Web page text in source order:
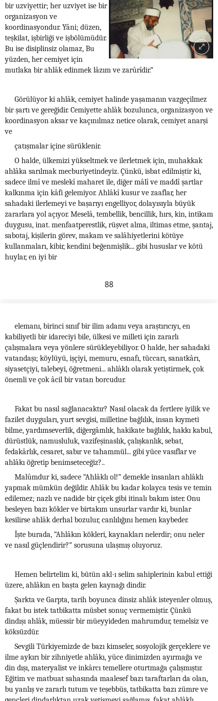
bir uzviyettir; her uzviyet ise bir
organizasyon ve
koordinasyondur. Yâni; düzen,
teşkilat, işbirliği ve işbölümüdür.
Bu ise disiplinsiz olamaz, Bu
yüzden, her cemiyet için
mutlaka bir ahlâk edinmek lâzım ve zarûrîdir.”
Görülüyor ki ahlâk, cemiyet halinde yaşamanın vazgeçilmez
bir şartı ve gereğidir. Cemiyette ahlâk bozulunca, organizasyon ve
koordinasyon aksar ve kaçınılmaz netice olarak, cemiyet anarşi
ve
çatışmalar içine sürüklenir.
O halde, ülkemizi yükseltmek ve ilerletmek için, muhakkak
ahlâka sarılmak mecburiyetindeyiz. Çünkü, isbat edilmiştir ki,
sadece ilmî ve meslekî maharet ile, diğer mâlî ve maddî şartlar
kalkınma için kâfi gelemiyor. Ahlâkî kusur ve zaaflar, her
sahadaki ilerlemeyi ve başarıyı engelliyor, dolayısıyla büyük
zararlara yol açıyor. Meselâ, tembellik, bencillik, hırs, kin, intikam
duygusu, inat. menfaatperestlik, rüşvet alma, iltimas etme, şantaj,
sabotaj, kişilerin görev, makam ve salâhiyetlerini kötüye
kullanmaları, kibir, kendini beğenmişlik... gibi hususlar ve kötü
huylar, en iyi bir
88
elemanı, birinci sınıf bir ilim adamı veya araştırıcıyı, en
kabiliyetli bir idareciyi bile, ülkesi ve milleti için zararlı
çalışmalara veya yönlere sürükleyebiliyor. O halde, her sahadaki
vatandaşı; köylüyü, işçiyi, memuru, esnafı, tüccarı, sanatkârı,
siyasetçiyi, talebeyi, öğretmeni... ahlâklı olarak yetiştirmek, çok
önemli ve çok âcil bir vatan borcudur.
Fakat bu nasıl sağlanacaktır? Nasıl olacak da fertlere iyilik ve
fazilet duyguları, yurt sevgisi, milletine bağlılık, insan kıymeti
bilme, yardımseverlik, diğergâmlık, hakikate bağlılık, hakkı kabul,
dürüstlük, namusluluk, vazifeşinaslık, çalışkanlık, sebat,
fedakârlık, cesaret, sabır ve tahammül... gibi yüce vasıflar ve
ahlâkı öğretip benimseteceğiz?..
Malûmdur ki, sadece “Ahlâklı ol!” demekle insanları ahlâklı
yapmak mümkün değildir. Ahlâk bu kadar kolayca tesis ve temin
edilemez; nazlı ve nadide bir çiçek gibi itinalı bakım ister. Onu
besleyen bazı kökler ve birtakım unsurlar vardır ki, bunlar
kesilirse ahlâk derhal bozulur, canlılığını hemen kaybeder.
İşte burada, “Ahlâkın kökleri, kaynakları nelerdir; onu neler
ve nasıl güçlendirir?” sorusuna ulaşmış oluyoruz.
Hemen belirtelim ki, bütün akl-ı selim sahiplerinin kabul ettiği
üzere, ahlâkın en başta gelen kaynağı dindir.
Şarkta ve Garpta, tarih boyunca dinsiz ahlâk isteyenler olmuş,
fakat bu istek tatbikatta müsbet sonuç vermemiştir. Çünkü
dindışı ahlâk, müessir bir müeyyideden mahrumdur, temelsiz ve
köksüzdür.
Sevgili Türkiyemizde de bazı kimseler, sosyolojik gerçeklere ve
ilme aykırı bir zihniyetle ahlâkı, yüce dinimizden ayırmağa ve
din dışı, materyalist ve inkârcı temellere oturtmağa çalışmıştır.
Eğitim ve matbuat sahasında maalesef bazı taraftarları da olan,
bu yanlış ve zararlı tutum ve teşebbüs, tatbikatta bazı zümre ve